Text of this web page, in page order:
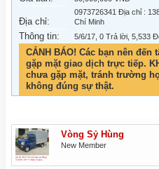
Địa chỉ:
0973726341 Địa chỉ :
Chí Minh
Thông tin: 5/6/17 , 0 Trả lời, 5,533
CẢNH BÁO! Các bạn nên đến
gặp mặt giao dịch trực tiếp.
chưa gặp mặt, tránh trường
không đúng sự thật.
Vòng Sỷ Hùng
New Member